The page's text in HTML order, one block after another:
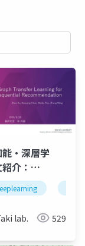
3dscan
能・深層学
介：
for Cross-
Sequential
lab. 529